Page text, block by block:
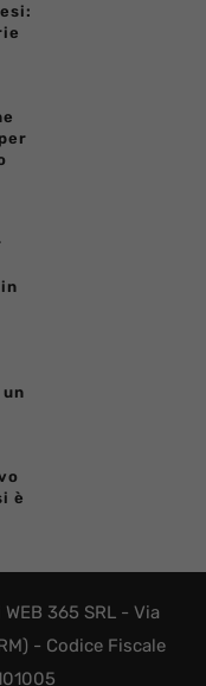
è
365 SRL - Via
- Codice Fiscale